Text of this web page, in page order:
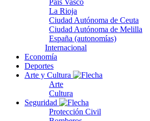
País Vasco
La Rioja
Ciudad Autónoma de Ceuta
Ciudad Autónoma de Melilla
España (autonomías)
Internacional
Economía
Deportes
Arte y Cultura
Arte
Cultura
Seguridad
Protección Civil